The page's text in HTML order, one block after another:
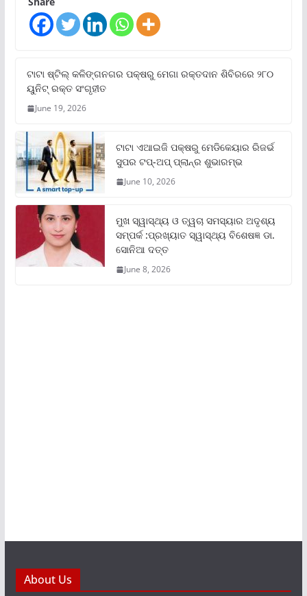
ଟାଟା ଷ୍ଟିଲ୍‌ କଳିଙ୍ଗନଗର ପକ୍ଷରୁ ମେଗା ରକ୍ତଦାନ ଶିବିରରେ ୨୮୦
ୟୁନିଟ୍‌ ରକ୍ତ ସଂଗୃହୀତ
June 19, 2026
ଟାଟା ଏଆଇଜି ପକ୍ଷରୁ ମେଡିକେୟାର ରିଜର୍ଭ
ସୁପର ଟପ୍‌-ଅପ୍ ପ୍ଲାନ୍‌ର ଶୁଭାରମ୍ଭ
June 10, 2026
ମୁଖ ସ୍ୱାସ୍ଥ୍ୟ ଓ ତ୍ୱଚା ସମସ୍ୟାର ଅଦୃଶ୍ୟ
ସମ୍ପର୍କ :ପ୍ରଖ୍ୟାତ ସ୍ୱାସ୍ଥ୍ୟ ବିଶେଷଜ୍ଞ ଡା.
ସୋନିଆ ଦତ୍ତ
June 8, 2026
About Us